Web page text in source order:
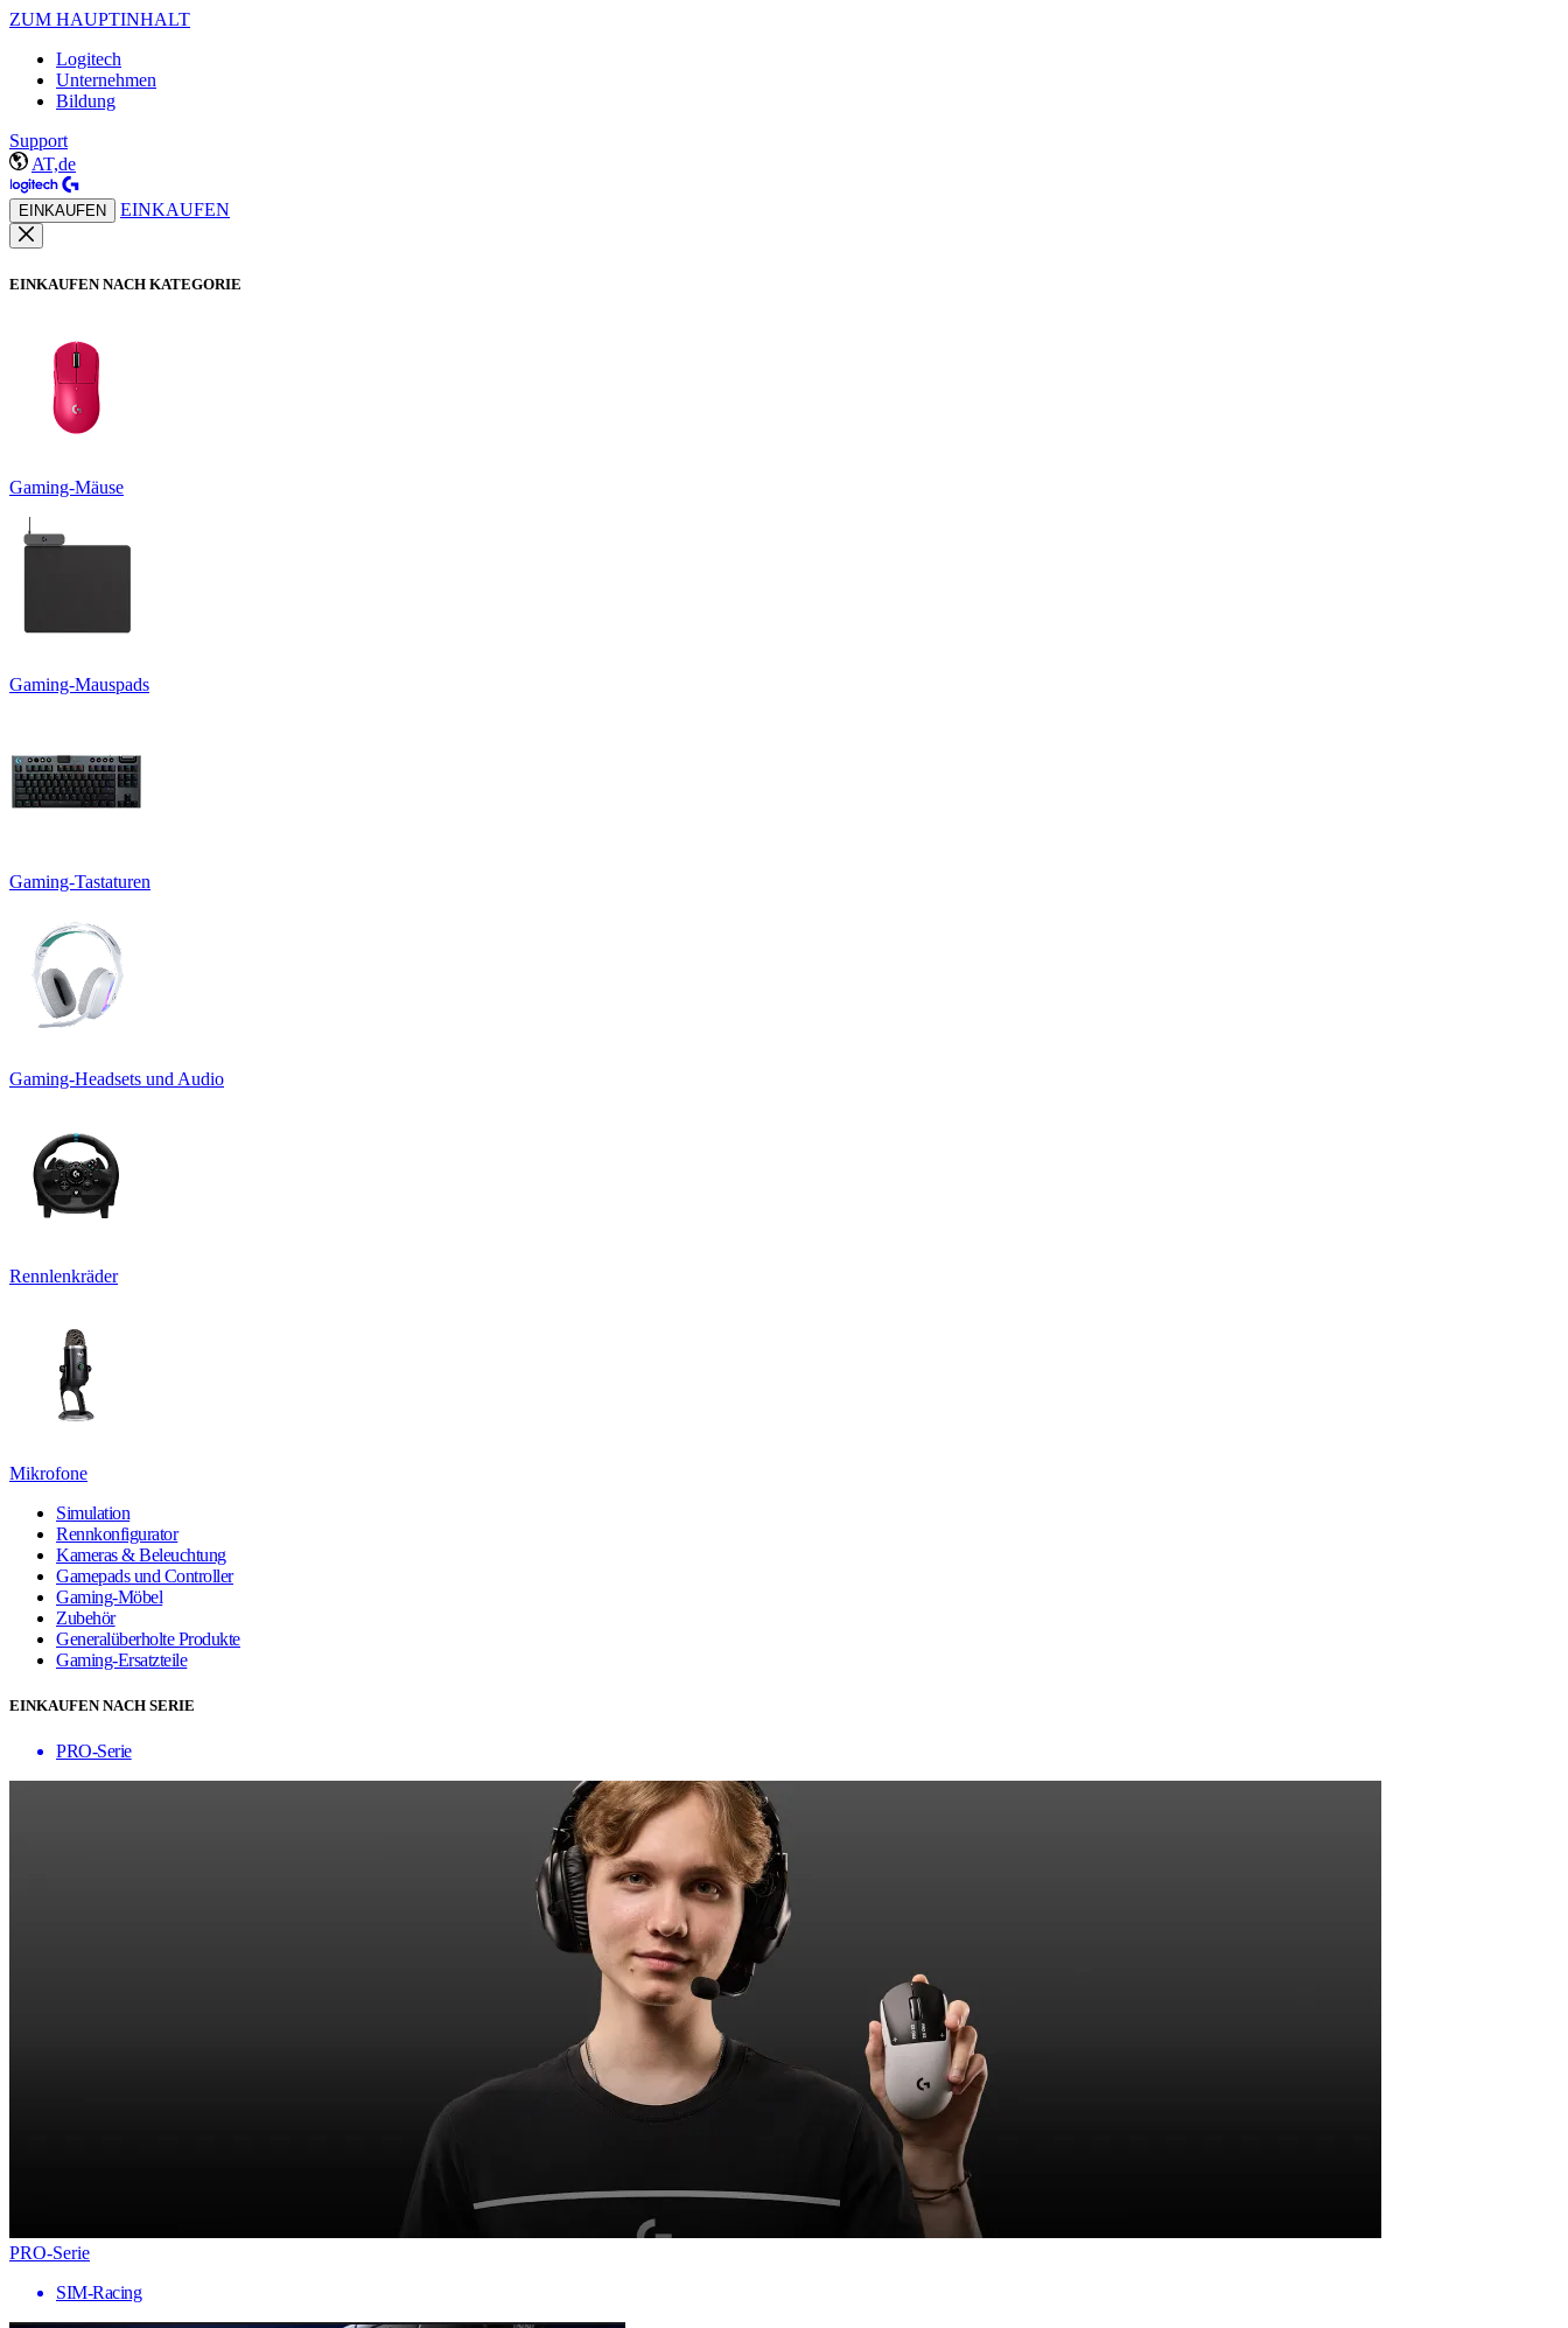
ZUM HAUPTINHALT
Logitech
Unternehmen
Bildung
Support
AT,de
EINKAUFEN EINKAUFEN
EINKAUFEN NACH KATEGORIE
Gaming-Mäuse
Gaming-Mauspads
Gaming-Tastaturen
Gaming-Headsets und Audio
Rennlenkräder
Mikrofone
Simulation
Rennkonfigurator
Kameras & Beleuchtung
Gamepads und Controller
Gaming-Möbel
Zubehör
Generalüberholte Produkte
Gaming-Ersatzteile
EINKAUFEN NACH SERIE
PRO-Serie
PRO-Serie
SIM-Racing